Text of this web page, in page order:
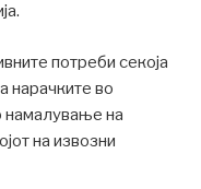
потреби секоја
нарачките во
на
на извозни